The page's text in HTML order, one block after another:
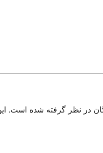
در نظر گرفته شده است.